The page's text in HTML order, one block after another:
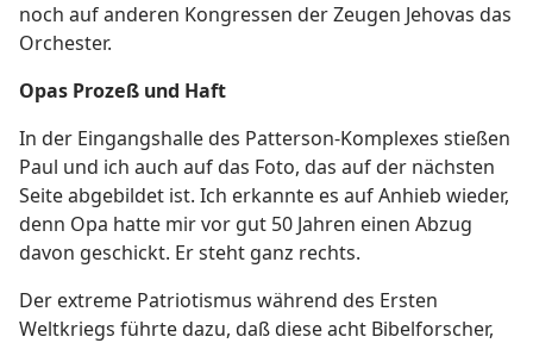
noch auf anderen Kongressen der Zeugen Jehovas das
Orchester.
Opas Prozeß und Haft
In der Eingangshalle des Patterson-Komplexes stießen
Paul und ich auch auf das Foto, das auf der nächsten
Seite abgebildet ist. Ich erkannte es auf Anhieb wieder,
denn Opa hatte mir vor gut 50 Jahren einen Abzug
davon geschickt. Er steht ganz rechts.
Der extreme Patriotismus während des Ersten
Weltkriegs führte dazu, daß diese acht Bibelforscher,